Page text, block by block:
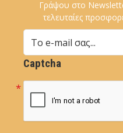
Γράψου στο
τελευταίες
Captcha